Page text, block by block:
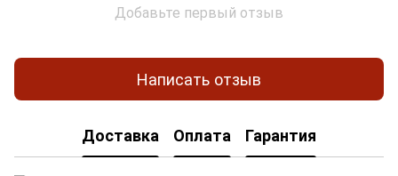
Добавьте первый отзыв
Написать отзыв
Доставка Оплата Гарантия